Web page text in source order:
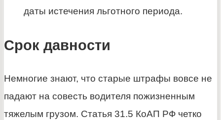
даты истечения льготного периода.
Срок давности
Немногие знают, что старые штрафы вовсе не
падают на совесть водителя пожизненным
тяжелым грузом. Статья 31.5 КоАП РФ четко